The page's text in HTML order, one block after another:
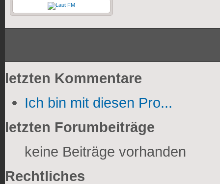
letzten Kommentare
Ich bin mit diesen Pro...
letzten Forumbeiträge
keine Beiträge vorhanden
Rechtliches